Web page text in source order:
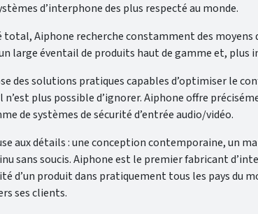
d’interphone des plus respecté au monde.
Aiphone recherche constamment des
large éventail de produits haut de gamme et,
des solutions pratiques capables d’optimiser le
plus possible d’ignorer. Aiphone offre
de systèmes de sécurité d’entrée audio/vidéo.
aux détails : une conception contemporaine, un
soucis. Aiphone est le premier fabricant
produit dans pratiquement tous les pays du
ses clients.